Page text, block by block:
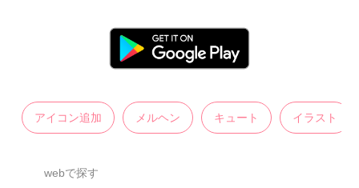
アイコン追加 メルヘン キュート イラスト
webで探す